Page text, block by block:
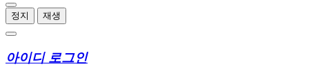
정지 재생
아이디 로그인